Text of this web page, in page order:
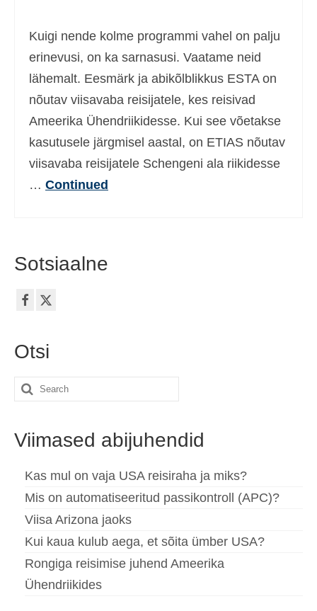
Kuigi nende kolme programmi vahel on palju
erinevusi, on ka sarnasusi. Vaatame neid
lähemalt. Eesmärk ja abikõlblikkus ESTA on
nõutav viisavaba reisijatele, kes reisivad
Ameerika Ühendriikidesse. Kui see võetakse
kasutusele järgmisel aastal, on ETIAS nõutav
viisavaba reisijatele Schengeni ala riikidesse
… Continued
Sotsiaalne
Otsi
Search
Viimased abijuhendid
Kas mul on vaja USA reisiraha ja miks?
Mis on automatiseeritud passikontroll (APC)?
Viisa Arizona jaoks
Kui kaua kulub aega, et sõita ümber USA?
Rongiga reisimise juhend Ameerika
Ühendriikides